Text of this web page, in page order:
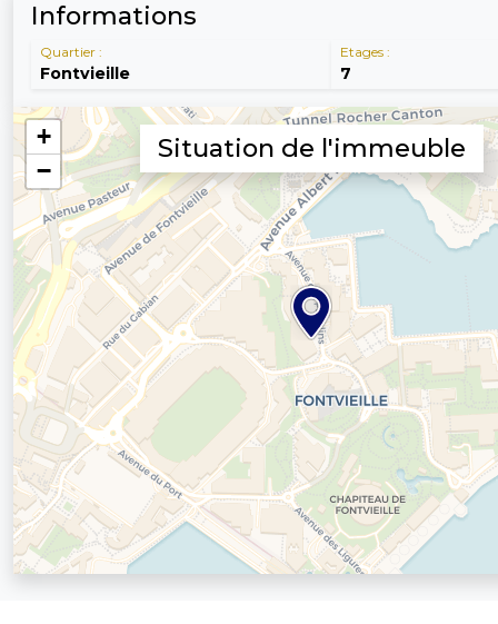
Informations
Quartier :
Fontvieille
Etages :
7
Situation de l'immeuble